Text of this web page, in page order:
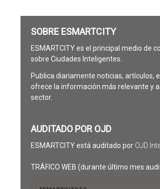
SOBRE ESMARTCITY
ESMARTCITY es el principal medio de
sobre Ciudades Inteligentes.
Publica diariamente noticias, artículos,
ofrece la información más relevante y
sector.
AUDITADO POR OJD
ESMARTCITY está auditado por OJD
TRÁFICO WEB (durante último mes